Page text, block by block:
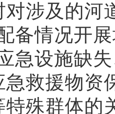
及的河道
备情况开
急设施缺
急救援物资
特殊群体的